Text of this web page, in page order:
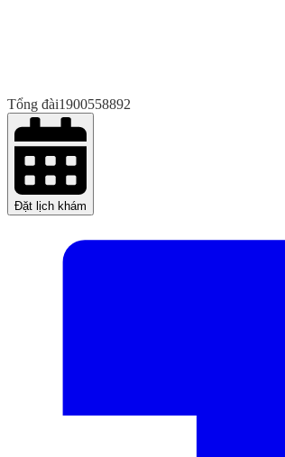
Tổng đài1900558892
Đặt lịch khám